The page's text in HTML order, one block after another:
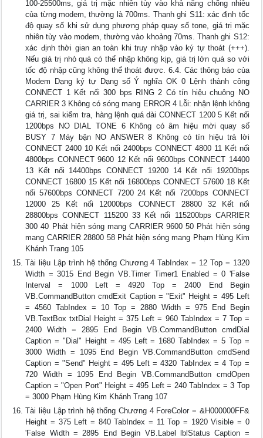
100-25500ms, giá trị mặc nhiên tùy vào khả năng chống nhiễu
của từng modem, thường là 700ms. Thanh ghi S11: xác định tốc
độ quay số khi sử dụng phương pháp quay số tone, giá trị mặc
nhiên tùy vào modem, thường vào khoảng 70ms. Thanh ghi S12:
xác định thời gian an toàn khi truy nhập vào ký tự thoát (+++).
Nếu giá trị nhỏ quá có thể nhập không kịp, giá trị lớn quá so với
tốc độ nhập cũng không thể thoát được. 6.4. Các thông báo của
Modem Dạng ký tự Dạng số Ý nghĩa OK 0 Lệnh thành công
CONNECT 1 Kết nối 300 bps RING 2 Có tín hiệu chuông NO
CARRIER 3 Không có sóng mang ERROR 4 Lỗi: nhận lệnh không
giá trị, sai kiểm tra, hàng lệnh quá dài CONNECT 1200 5 Kết nối
1200bps NO DIAL TONE 6 Không có âm hiệu mời quay số
BUSY 7 Máy bận NO ANSWER 8 Không có tín hiệu trả lời
CONNECT 2400 10 Kết nối 2400bps CONNECT 4800 11 Kết nối
4800bps CONNECT 9600 12 Kết nối 9600bps CONNECT 14400
13 Kết nối 14400bps CONNECT 19200 14 Kết nối 19200bps
CONNECT 16800 15 Kết nối 16800bps CONNECT 57600 18 Kết
nối 57600bps CONNECT 7200 24 Kết nối 7200bps CONNECT
12000 25 Kết nối 12000bps CONNECT 28800 32 Kết nối
28800bps CONNECT 115200 33 Kết nối 115200bps CARRIER
300 40 Phát hiện sóng mang CARRIER 9600 50 Phát hiện sóng
mang CARRIER 28800 58 Phát hiện sóng mang Phạm Hùng Kim
Khánh Trang 105
Tài liệu Lập trình hệ thống Chương 4 TabIndex = 12 Top = 1320
Width = 3015 End Begin VB.Timer Timer1 Enabled = 0 'False
Interval = 1000 Left = 4920 Top = 2400 End Begin
VB.CommandButton cmdExit Caption = "Exit" Height = 495 Left
= 4560 TabIndex = 10 Top = 2880 Width = 975 End Begin
VB.TextBox txtDial Height = 375 Left = 960 TabIndex = 7 Top =
2400 Width = 2895 End Begin VB.CommandButton cmdDial
Caption = "Dial" Height = 495 Left = 1680 TabIndex = 5 Top =
3000 Width = 1095 End Begin VB.CommandButton cmdSend
Caption = "Send" Height = 495 Left = 4320 TabIndex = 4 Top =
720 Width = 1095 End Begin VB.CommandButton cmdOpen
Caption = "Open Port" Height = 495 Left = 240 TabIndex = 3 Top
= 3000 Phạm Hùng Kim Khánh Trang 107
Tài liệu Lập trình hệ thống Chương 4 ForeColor = &H000000FF&
Height = 375 Left = 840 TabIndex = 11 Top = 1920 Visible = 0
'False Width = 2895 End Begin VB.Label lblStatus Caption =